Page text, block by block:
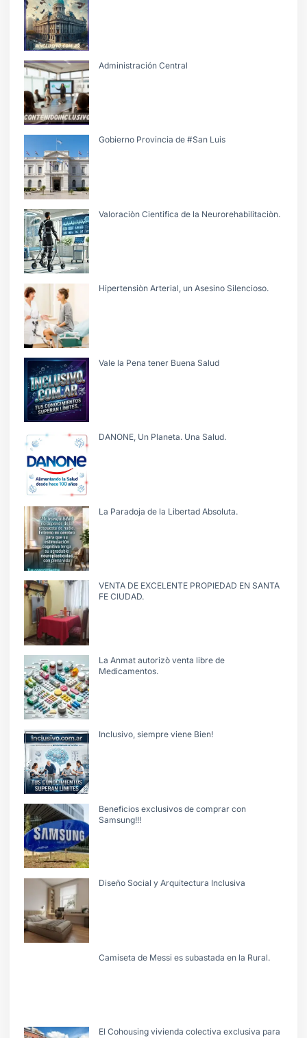
Administración Central
Gobierno Provincia de #San Luis
Valoraciòn Cientifica de la Neurorehabilitaciòn.
Hipertensiòn Arterial, un Asesino Silencioso.
Vale la Pena tener Buena Salud
DANONE, Un Planeta. Una Salud.
La Paradoja de la Libertad Absoluta.
VENTA DE EXCELENTE PROPIEDAD EN SANTA
FE CIUDAD.
La Anmat autorizò venta libre de
Medicamentos.
Inclusivo, siempre viene Bien!
Beneficios exclusivos de comprar con
Samsung!!!
Diseño Social y Arquitectura Inclusiva
Camiseta de Messi es subastada en la Rural.
El Cohousing vivienda colectiva exclusiva para